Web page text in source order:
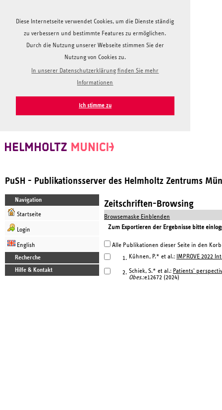
Diese Internetseite verwendet Cookies, um die Dienste ständig
zu verbessern und bestimmte Features zu ermöglichen.
Durch die Nutzung unserer Webseite stimmen Sie der
Nutzung von Cookies zu.
In unserer Datenschutzerklärung finden Sie mehr
Informationen
Ich stimme zu
PuSH - Publikationsserver des Helmholtz Zentrums
Navigation
Startseite
Login
English
Recherche
Hilfe & Kontakt
Zeitschriften-Browsing
Browsemaske Einblenden
Zum Exportieren der Ergebnisse bitte
Alle Publikationen dieser Seite in den
1. Kühnen, P.* et al.: IMPROVE 2022
2. Schiek, S.* et al.: Patients'
Obes.:e12672 (2024)